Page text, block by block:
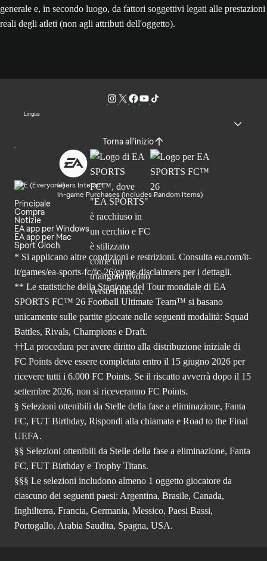
generale e, in secondo luogo, da fattori soggettivi legati alle prestazioni
reali degli atleti (non agli attributi dell'oggetto).
Lingua
Torna all'inizio
Users Interact
In-game Purchases (Includes Random Items)
Principale
Compra
Notizie
EA app per Windows
EA app per Mac
Sport Gioch
* Si applicano altre condizioni e restrizioni. Consulta ea.com/it-
it/games/ea-sports-fc/fc-26/game-disclaimers per i dettagli.
** Le statistiche della Stagione del Tour mondiale di EA
SPORTS FC™ 26 Football Ultimate Team™ si basano
unicamente sulle partite giocate nelle seguenti modalità: Squad
Battles, Rivals, Champions e Draft.
††La procedura per avere diritto alla distribuzione iniziale di
FC Points deve essere completata entro il 15 giugno 2026 per
ricevere tutti i 6.000 FC Points. Se il riscatto avverrà dopo il 15
settembre 2026, non si riceveranno FC Points.
§ Selezioni ottenibili da Stelle della fase a eliminazione, Fanta
FC, FUT Birthday, Rispondi alla chiamata e Road to the Final
UEFA.
§§ Selezioni ottenibili da Stelle della fase a eliminazione, Fanta
FC, FUT Birthday e Trophy Titans.
§§§ Le selezioni includono almeno 1 oggetto giocatore da
ciascuno dei seguenti paesi: Argentina, Brasile, Canada,
Inghilterra, Francia, Germania, Messico, Paesi Bassi,
Portogallo, Arabia Saudita, Spagna, USA.